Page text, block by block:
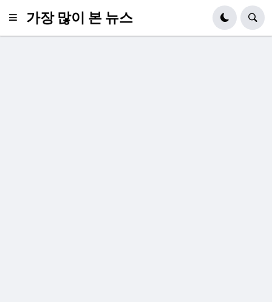
가장 많이 본 뉴스